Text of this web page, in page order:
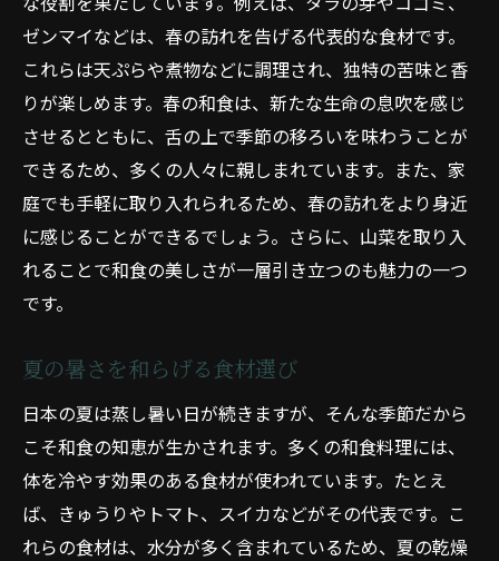
ゼンマイなどは、春の訪れを告げる代表的な食材です。
これらは天ぷらや煮物などに調理され、独特の苦味と香
りが楽しめます。春の和食は、新たな生命の息吹を感じ
させるとともに、舌の上で季節の移ろいを味わうことが
できるため、多くの人々に親しまれています。また、家
庭でも手軽に取り入れられるため、春の訪れをより身近
に感じることができるでしょう。さらに、山菜を取り入
れることで和食の美しさが一層引き立つのも魅力の一つ
です。
夏の暑さを和らげる食材選び
日本の夏は蒸し暑い日が続きますが、そんな季節だから
こそ和食の知恵が生かされます。多くの和食料理には、
体を冷やす効果のある食材が使われています。たとえ
ば、きゅうりやトマト、スイカなどがその代表です。こ
れらの食材は、水分が多く含まれているため、夏の乾燥